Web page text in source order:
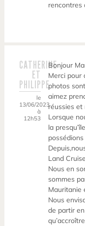
rencontres
CATHERINE
ET
PHILIPPE
le
13/06/2023
à
12h53
Bonjour
Merci pour
photos
aimez
réussies et
Lorsque
la
Land
Nous en
sommes
Mauritanie
Nous
de partir